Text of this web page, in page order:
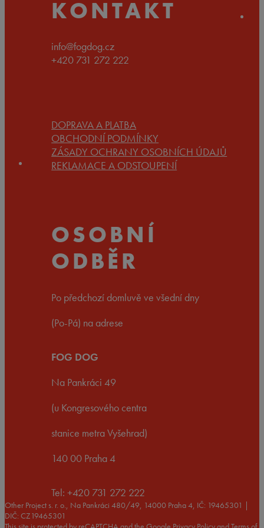
KONTAKT
info@fogdog.cz
+420 731 272 222
DOPRAVA A PLATBA
OBCHODNÍ PODMÍNKY
ZÁSADY OCHRANY OSOBNÍCH ÚDAJŮ
REKLAMACE A ODSTOUPENÍ
OSOBNÍ
ODBĚR
Po předchozí domluvě ve všední dny
(Po-Pá) na adrese
FOG DOG
Na Pankráci 49
(u Kongresového centra
stanice metra Vyšehrad)
140 00 Praha 4
Tel: +420 731 272 222
Other Project s. r. o., Na Pankráci 480/49, 14000 Praha 4, IČ: 19465301 |
DIČ: CZ19465301